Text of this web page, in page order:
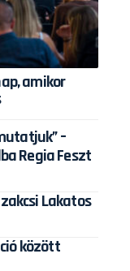
amikor
–
Regia Feszt
Lakatos
között